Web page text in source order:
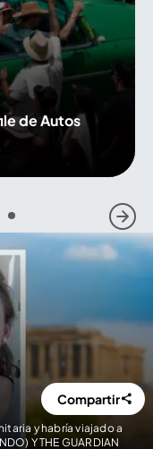
de Autos
5
y habría viajado a
Y THE GUARDIAN
Compartir